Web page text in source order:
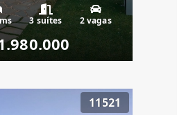
3 suítes 2 vagas
11521